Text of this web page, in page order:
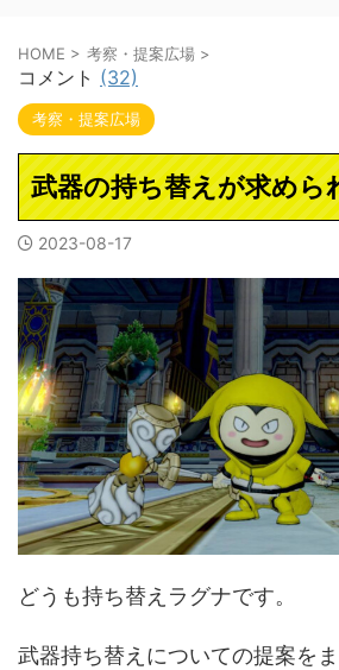
HOME > 考察・提案広場 >
コメント (32)
考察・提案広場
武器の持ち替えが求めら
2023-08-17
どうも持ち替えラグナです。
武器持ち替えについての提案を